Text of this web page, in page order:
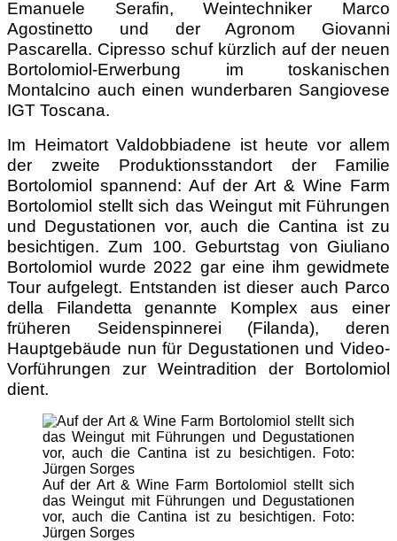
Emanuele Serafin, Weintechniker Marco
Agostinetto und der Agronom Giovanni
Pascarella. Cipresso schuf kürzlich auf der neuen
Bortolomiol-Erwerbung im toskanischen
Montalcino auch einen wunderbaren Sangiovese
IGT Toscana.
Im Heimatort Valdobbiadene ist heute vor allem
der zweite Produktionsstandort der Familie
Bortolomiol spannend: Auf der Art & Wine Farm
Bortolomiol stellt sich das Weingut mit Führungen
und Degustationen vor, auch die Cantina ist zu
besichtigen. Zum 100. Geburtstag von Giuliano
Bortolomiol wurde 2022 gar eine ihm gewidmete
Tour aufgelegt. Entstanden ist dieser auch Parco
della Filandetta genannte Komplex aus einer
früheren Seidenspinnerei (Filanda), deren
Hauptgebäude nun für Degustationen und Video-
Vorführungen zur Weintradition der Bortolomiol
dient.
Auf der Art & Wine Farm Bortolomiol stellt sich
das Weingut mit Führungen und Degustationen
vor, auch die Cantina ist zu besichtigen. Foto:
Jürgen Sorges